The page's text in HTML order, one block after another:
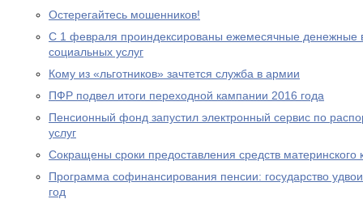
Остерегайтесь мошенников!
С 1 февраля проиндексированы ежемесячные денежные
социальных услуг
Кому из «льготников» зачтется служба в армии
ПФР подвел итоги переходной кампании 2016 года
Пенсионный фонд запустил электронный сервис по
услуг
Сокращены сроки предоставления средств материнского
Программа софинансирования пенсии: государство
год